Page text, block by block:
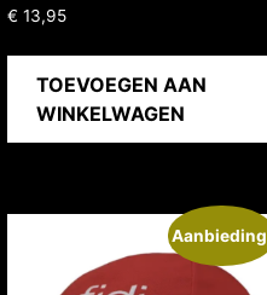
€ 13,95
TOEVOEGEN AAN
WINKELWAGEN